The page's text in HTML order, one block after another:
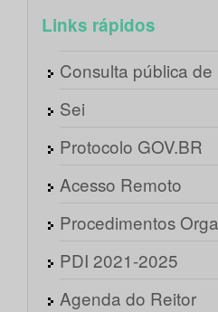
Links rápidos
Consulta pública de
Sei
Protocolo GOV.BR
Acesso Remoto
Procedimentos
PDI 2021-2025
Agenda do Reitor